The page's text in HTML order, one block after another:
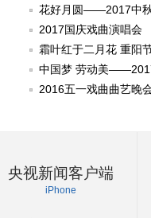
花好月圆——2017中
2017国庆戏曲演唱会
霜叶红于二月花 重阳
中国梦 劳动美
2016五一戏曲曲艺晚
央视新闻客户端
iPhone